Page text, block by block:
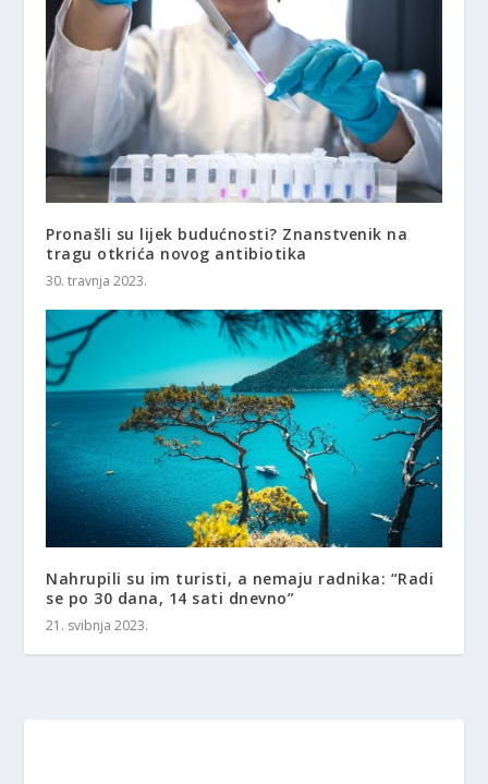
Pronašli su lijek budućnosti? Znanstvenik na
tragu otkrića novog antibiotika
30. travnja 2023.
Nahrupili su im turisti, a nemaju radnika: “Radi
se po 30 dana, 14 sati dnevno”
21. svibnja 2023.